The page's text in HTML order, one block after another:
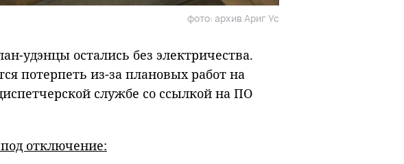
фото: архив Ариг Ус
удэнцы остались без электричества.
потерпеть из-за плановых работ на
службе со ссылкой на ПО
отключение: